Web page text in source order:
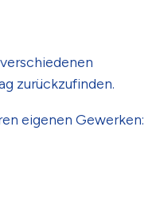
zurückzufinden.
eigenen Gewerken: